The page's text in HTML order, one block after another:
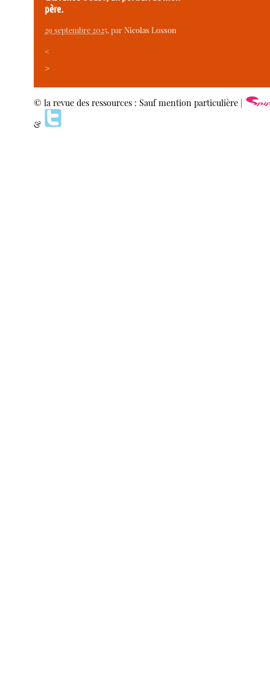
père.
29 septembre 2025, parNicolas Losson
<
>
© la revue des ressources : Sauf mention particulière |
&